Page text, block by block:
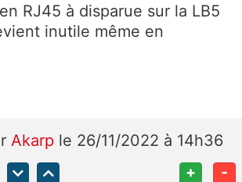
RJ45 à disparue sur la LB5
inutile même en
Akarp le 26/11/2022 à 14h36
+ -